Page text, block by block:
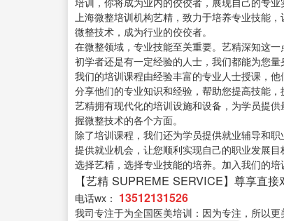
上海微整培训机构艺精，致力于培养专业技能
微整技术，成为行业的佼佼者。
在微整领域，专业技能至关重要。艺精深知这
初学者还是有一定经验的人士，我们都能为您量
我们的培训课程由经验丰富的专业人士授课，
分享他们的专业知识和经验，帮助您提高技能，
艺精拥有现代化的培训设施和设备，为学员提
握微整技术的各个方面。
除了培训课程，我们还为学员提供就业辅导和
提供就业机会，让您顺利实现自己的职业发展目
选择艺精，选择专业技能的培养。加入我们的
【艺精 SUPREME SERVICE】尊享直接
电话wx： 13512131526
我司专注于为全国医美培训：因为专注，所以